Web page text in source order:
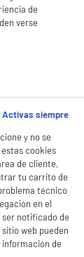
DEPOT
cookies
a su uso
de
verse
Activas siempre
y no se
cookies
de cliente,
tu carrito de
técnico
en el
ser notificado de
web pueden
de